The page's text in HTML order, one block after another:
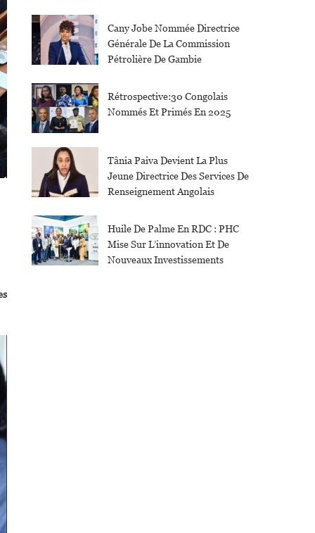
Cany Jobe Nommée Directrice
Générale De La Commission
Pétrolière De Gambie
Rétrospective:30 Congolais
Nommés Et Primés En 2025
Tânia Paiva Devient La Plus
Jeune Directrice Des Services De
Renseignement Angolais
Huile De Palme En RDC : PHC
Mise Sur L’innovation Et De
Nouveaux Investissements